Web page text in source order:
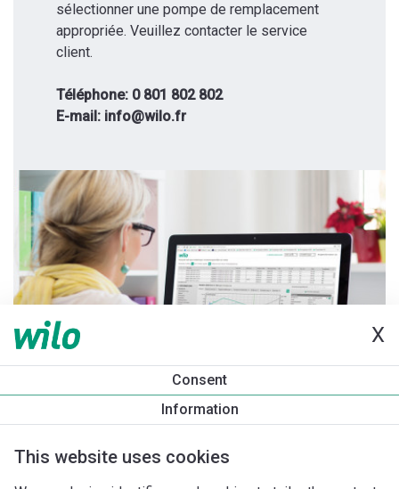
X
Consent
Information
This website uses cookies
sélectionner une pompe de remplacement
appropriée. Veuillez contacter le service
client.
Téléphone: 0 801 802 802
E-mail: info@wilo.fr